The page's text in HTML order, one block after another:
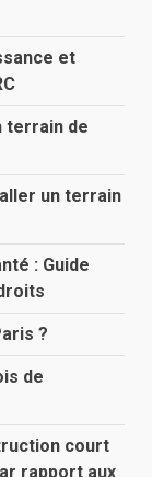
et
terrain de
un terrain
: Guide
?
de
court
rapport aux